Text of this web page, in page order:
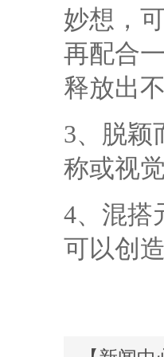
妙想，
再配合
释放出
3、脱颖
称或视
4、混搭
可以创